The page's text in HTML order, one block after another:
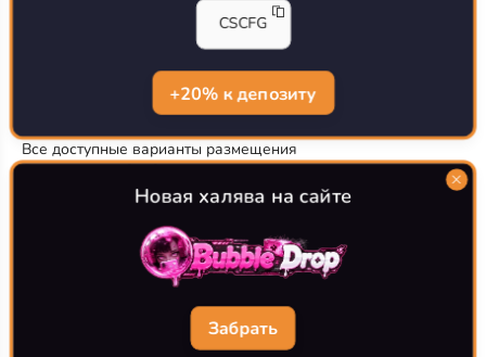
CS-CONFIG.com © 2020-2026 г.
Политика конфиденциальности
РЕКЛАМА НА САЙТЕ
Все доступные варианты размещения
Согласие на обработку данных
О CS-CONFIG.COM
CFG pro CS 2 - именно это мы и размещаем на нашем
проекте, иными словами мы предоставляем пользователям
конфиги про игроков кс2. Также вы сможете
самостоятельно поделиться своими настройками с другими
WebZapusk.ru
CSCFG
+20% к депозиту
Новая халява на сайте
Забрать